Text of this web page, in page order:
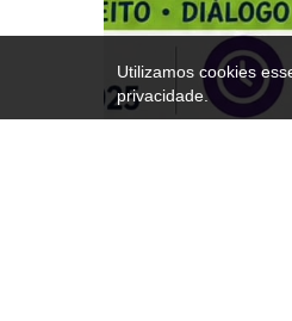
Utilizamos cookies
privacidade.